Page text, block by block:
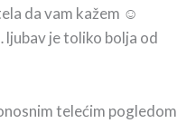
da vam kažem ☺
ljubav je toliko bolja od
telećim pogledom